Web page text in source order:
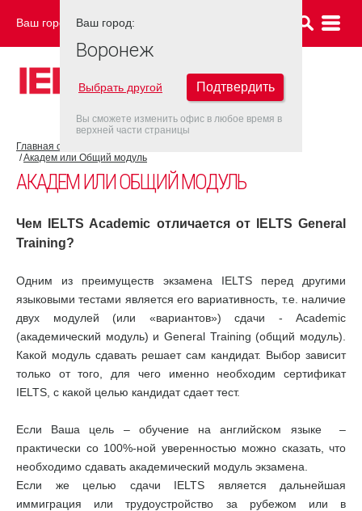
Ваш город: ВОРОНЕЖ
Главная страница
Академ или Общий модуль
АКАДЕМ ИЛИ ОБЩИЙ МОДУЛЬ
Чем IELTS Academic отличается от IELTS General
Training?
Одним из преимуществ экзамена IELTS перед другими
языковыми тестами является его вариативность, т.е. наличие
двух модулей (или «вариантов») сдачи - Academic
(академический модуль) и General Training (общий модуль).
Какой модуль сдавать решает сам кандидат. Выбор зависит
только от того, для чего именно необходим сертификат
IELTS, с какой целью кандидат сдает тест.
Если Ваша цель – обучение на английском языке –
практически со 100%-ной уверенностью можно сказать, что
необходимо сдавать академический модуль экзамена.
Если же целью сдачи IELTS является дальнейшая
иммиграция или трудоустройство за рубежом или в
Ваш город:
Воронеж
Выбрать другой Подтвердить
Вы сможете изменить офис в любое время в
верхней части страницы